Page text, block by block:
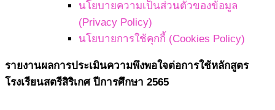
นโยบายความเป็นส่วนตัวของข้อมูล
(Privacy Policy)
นโยบายการใช้คุกกี้ (Cookies Policy)
รายงานผลการประเมินความพึงพอใจต่อการใช้หลักสูตร
โรงเรียนสตรีสิริเกศ ปีการศึกษา 2565